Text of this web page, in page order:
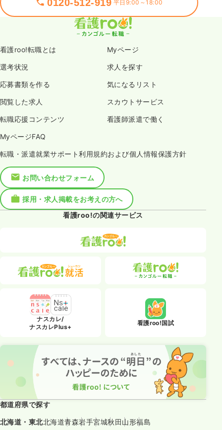
0120-512-919 平日9:00～18:00
看護roo!転職とは Myページ
選考状況 求人を探す
応募書類を作る 気になるリスト
閲覧した求人 スカウトサービス
転職応援コンテンツ 看護師派遣で働く
MyページFAQ
転職・派遣就業サポート利用規約および個人情報保護方針
お問い合わせフォーム
採用・求人掲載をお考えの方へ
看護roo!の関連サービス
ナスカレ/
ナスカレPlus+
看護roo!国試
都道府県で探す
北海道・東北北海道青森岩手宮城秋田山形福島